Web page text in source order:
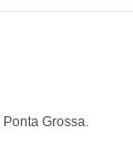
Grossa.